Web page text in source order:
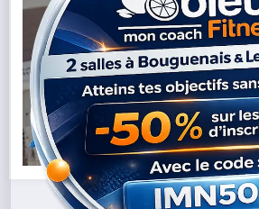
29/01/2026 Alpiq,Batteries
Renouvelable,Harmony Energy,
Saint-Nazaire, Stockage D’énergie,
Énergétique
Lire la suite